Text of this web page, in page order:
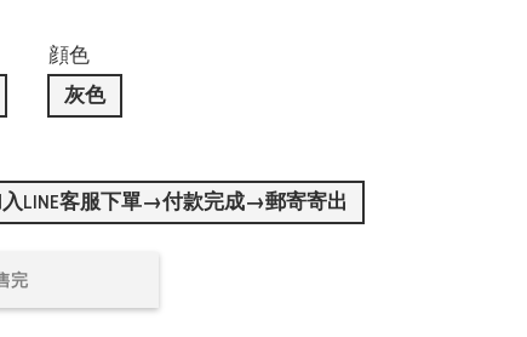
顔色
灰色
LINE客服下單→付款完成→郵寄寄出
完